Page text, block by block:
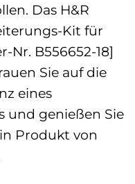
Das H&R
Kit für
Nr. B556652-18]
Sie auf die
eines
und genießen Sie
Produkt von